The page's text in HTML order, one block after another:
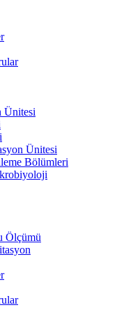
Ünitesi
Ünitesi
Bölümleri
Ölçümü